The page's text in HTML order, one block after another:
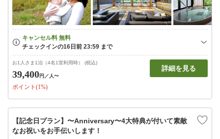
お1人さま1泊（4名1室利用時） (税込)
39,400円 ／人〜
ポイント(1%)
詳細を見る
【記念日プラン】〜Anniversary〜4大特典が付いて素敵
なお祝いをお手伝いします！